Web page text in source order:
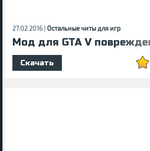
27.02.2016 | Остальные читы для игр
Мод для GTA V
Скачать